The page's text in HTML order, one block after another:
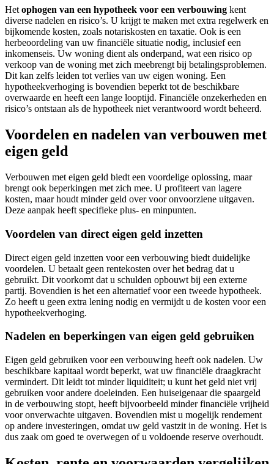
Hetophogen van een hypotheek voor een verbouwing kent
diverse nadelen en risico’s. U krijgt te maken met extra regelwerk en
bijkomende kosten, zoals notariskosten en taxatie. Ook is een
herbeoordeling van uw financiële situatie nodig, inclusief een
inkomenseis. Uw woning dient als onderpand, wat een risico op
verkoop van de woning met zich meebrengt bij betalingsproblemen.
Dit kan zelfs leiden tot verlies van uw eigen woning. Een
hypotheekverhoging is bovendien beperkt tot de beschikbare
overwaarde en heeft een lange looptijd. Financiële onzekerheden en
risico’s ontstaan als de hypotheek niet verantwoord wordt beheerd.
Voordelen en nadelen van verbouwen met
eigen geld
Verbouwen met eigen geld biedt een voordelige oplossing, maar
brengt ook beperkingen met zich mee. U profiteert van lagere
kosten, maar houdt minder geld over voor onvoorziene uitgaven.
Deze aanpak heeft specifieke plus- en minpunten.
Voordelen van direct eigen geld inzetten
Direct eigen geld inzetten voor een verbouwing biedt duidelijke
voordelen. U betaalt geen rentekosten over het bedrag dat u
gebruikt. Dit voorkomt dat u schulden opbouwt bij een externe
partij. Bovendien is het een alternatief voor een tweede hypotheek.
Zo heeft u geen extra lening nodig en vermijdt u de kosten voor een
hypotheekverhoging.
Nadelen en beperkingen van eigen geld gebruiken
Eigen geld gebruiken voor een verbouwing heeft ook nadelen. Uw
beschikbare kapitaal wordt beperkt, wat uw financiële draagkracht
vermindert. Dit leidt tot minder liquiditeit; u kunt het geld niet vrij
gebruiken voor andere doeleinden. Een huiseigenaar die spaargeld
in de verbouwing stopt, heeft bijvoorbeeld minder financiële vrijheid
voor onverwachte uitgaven. Bovendien mist u mogelijk rendement
op andere investeringen, omdat uw geld vastzit in de woning. Het is
dus zaak om goed te overwegen of u voldoende reserve overhoudt.